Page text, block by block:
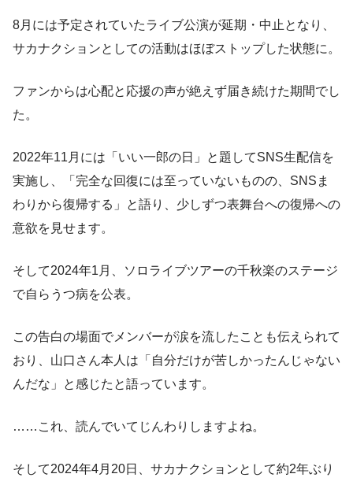
8月には予定されていたライブ公演が延期・中止となり、
サカナクションとしての活動はほぼストップした状態に。
ファンからは心配と応援の声が絶えず届き続けた期間でし
た。
2022年11月には「いい一郎の日」と題してSNS生配信を
実施し、「完全な回復には至っていないものの、SNSま
わりから復帰する」と語り、少しずつ表舞台への復帰への
意欲を見せます。
そして2024年1月、ソロライブツアーの千秋楽のステージ
で自らうつ病を公表。
この告白の場面でメンバーが涙を流したことも伝えられて
おり、山口さん本人は「自分だけが苦しかったんじゃない
んだな」と感じたと語っています。
……これ、読んでいてじんわりしますよね。
そして2024年4月20日、サカナクションとして約2年ぶり